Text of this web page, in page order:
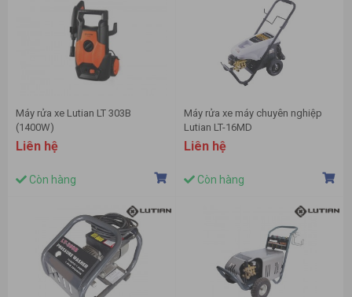
Máy rửa xe Lutian LT 303B
(1400W)
Liên hệ
Còn hàng
Máy rửa xe máy chuyên nghiệp
Lutian LT-16MD
Liên hệ
Còn hàng